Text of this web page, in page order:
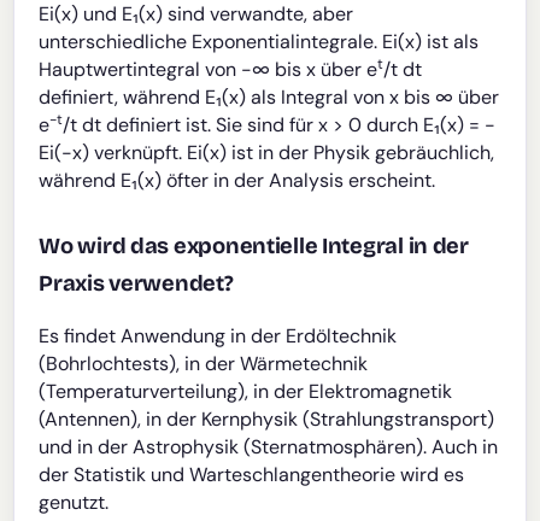
Ei(x) und E₁(x) sind verwandte, aber
unterschiedliche Exponentialintegrale. Ei(x) ist als
Hauptwertintegral von -∞ bis x über et/t dt
definiert, während E₁(x) als Integral von x bis ∞ über
e-t/t dt definiert ist. Sie sind für x > 0 durch E₁(x) = -
Ei(-x) verknüpft. Ei(x) ist in der Physik gebräuchlich,
während E₁(x) öfter in der Analysis erscheint.
Wo wird das exponentielle Integral in der
Praxis verwendet?
Es findet Anwendung in der Erdöltechnik
(Bohrlochtests), in der Wärmetechnik
(Temperaturverteilung), in der Elektromagnetik
(Antennen), in der Kernphysik (Strahlungstransport)
und in der Astrophysik (Sternatmosphären). Auch in
der Statistik und Warteschlangentheorie wird es
genutzt.